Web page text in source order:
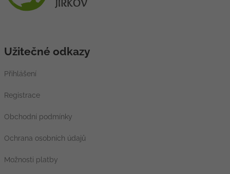
Užitečné odkazy
Přihlášení
Registrace
Obchodní podmínky
Ochrana osobních údajů
Možnosti platby